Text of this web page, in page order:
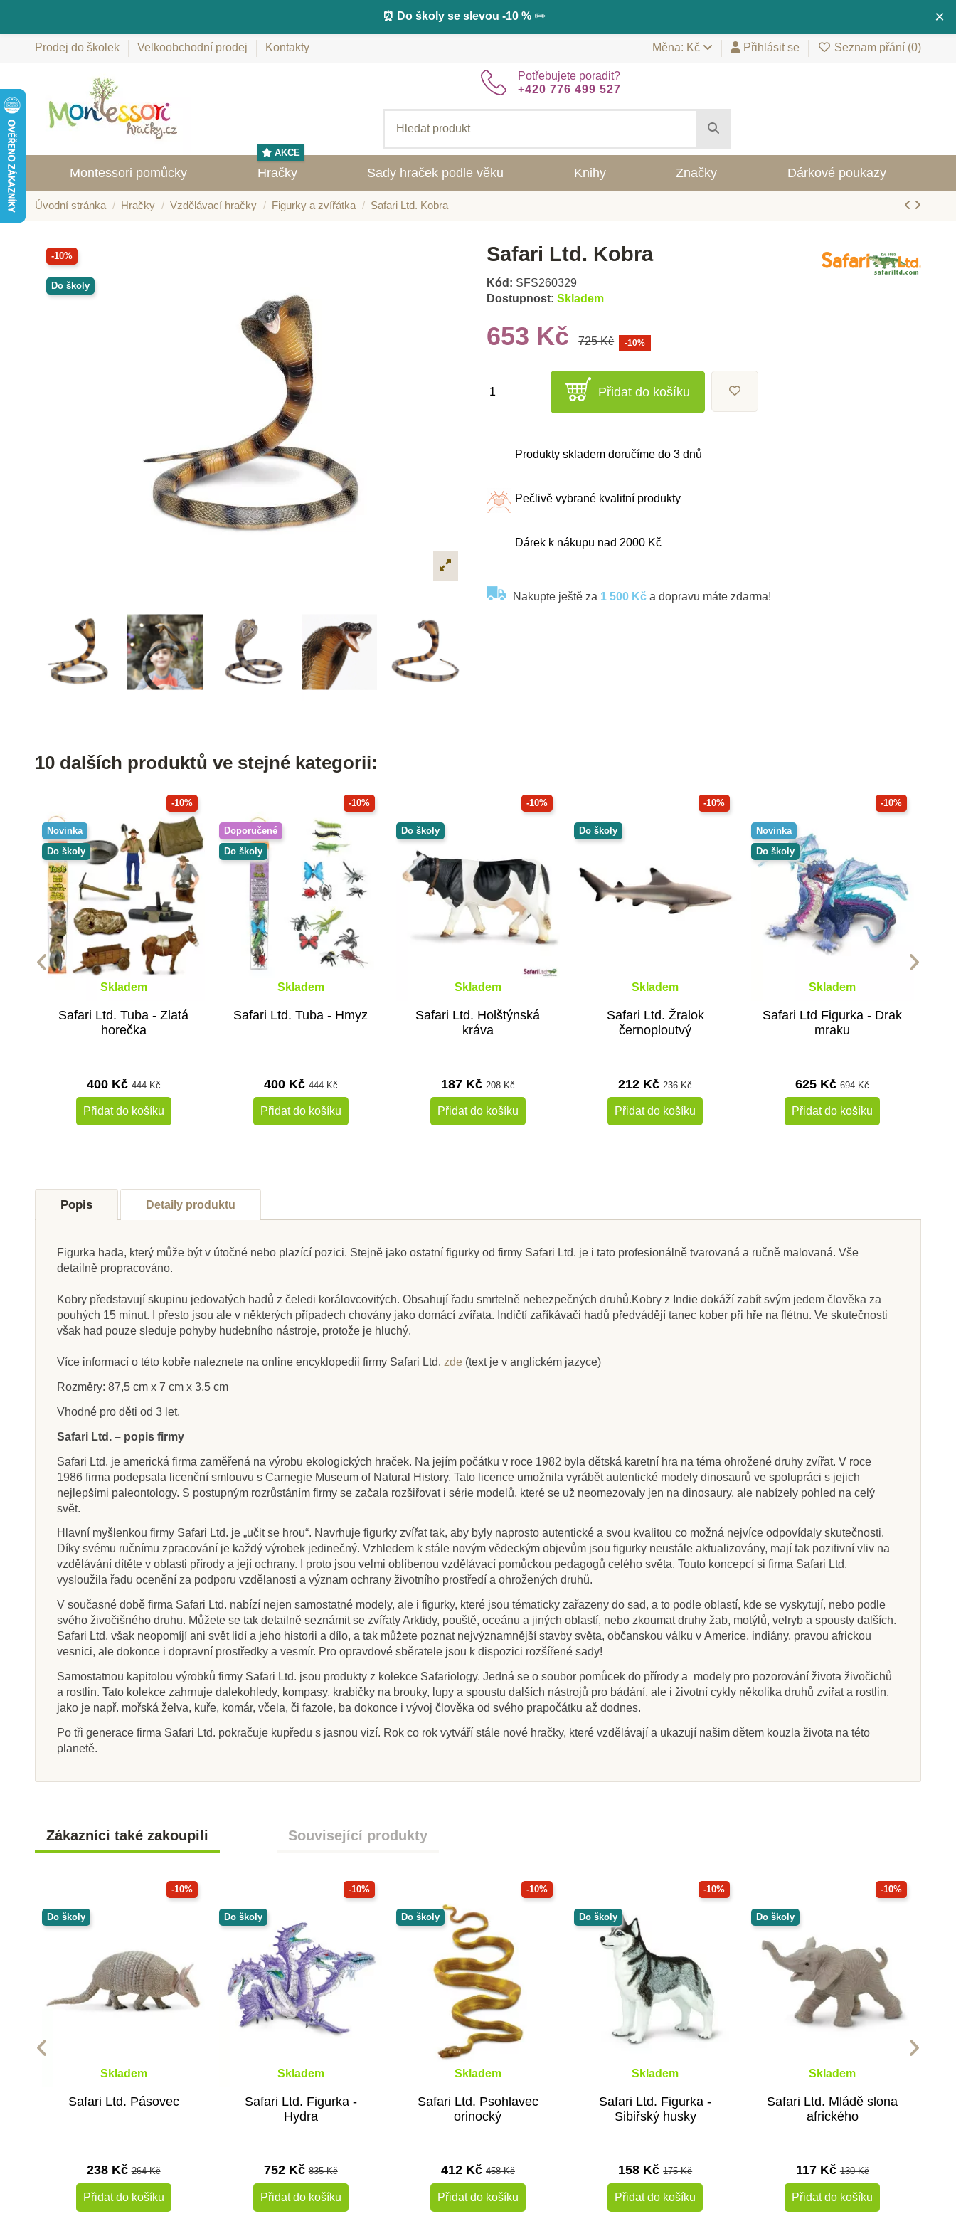
×
⏰ Do školy se slevou -10 % ✏️
Prodej do školek Velkoobchodní prodej Kontakty Měna: Kč Přihlásit se Seznam přání (0)
Potřebujete poradit?
+420 776 499 527
Montessori pomůcky Hračky
AKCE
Sady hraček podle věku Knihy Značky Dárkové poukazy
Úvodní stránka Hračky Vzdělávací hračky Figurky a zvířátka Safari Ltd. Kobra
-10%
Do školy
Safari Ltd. Kobra
Kód: SFS260329
Dostupnost: Skladem
653 Kč 725 Kč -10%
Přidat do košíku
Produkty skladem doručíme do 3 dnů
Pečlivě vybrané kvalitní produkty
Dárek k nákupu nad 2000 Kč
Nakupte ještě za 1 500 Kč a dopravu máte zdarma!
10 dalších produktů ve stejné kategorii:
-10%
Novinka
Do školy
Skladem
Safari Ltd. Tuba - Zlatá
horečka
400 Kč444 Kč
Přidat do košíku
-10%
Doporučené
Do školy
Skladem
Safari Ltd. Tuba - Hmyz
400 Kč444 Kč
Přidat do košíku
-10%
Do školy
Skladem
Safari Ltd. Holštýnská
kráva
187 Kč 208 Kč
Přidat do košíku
-10%
Do školy
Skladem
Safari Ltd. Žralok
černoploutvý
212 Kč236 Kč
Přidat do košíku
-10%
Novinka
Do školy
Skladem
Safari Ltd Figurka - Drak
mraku
625 Kč694 Kč
Přidat do košíku
Do školy
212 Kč236 Kč
Přidat do košíku
Do školy
Safari Ltd. Figurka -
Přidat do košíku
Safari Ltd. Tuba - Žraloci
Přidat do košíku
Safari Ltd. Figurka -
Přidat do košíku Zobrazit detail
Popis Detaily produktu
Figurka hada, který může být v útočné nebo plazící pozici. Stejně jako ostatní figurky od firmy Safari Ltd. je i tato profesionálně tvarovaná a ručně malovaná. Vše
detailně propracováno.
Kobry představují skupinu jedovatých hadů z čeledi korálovcovitých. Obsahují řadu smrtelně nebezpečných druhů.Kobry z Indie dokáží zabít svým jedem člověka za
pouhých 15 minut. I přesto jsou ale v některých případech chovány jako domácí zvířata. Indičtí zaříkávači hadů předvádějí tanec kober při hře na flétnu. Ve skutečnosti
však had pouze sleduje pohyby hudebního nástroje, protože je hluchý.
Více informací o této kobře naleznete na online encyklopedii firmy Safari Ltd. zde (text je v anglickém jazyce)
Rozměry: 87,5 cm x 7 cm x 3,5 cm
Vhodné pro děti od 3 let.
Safari Ltd. – popis firmy
Safari Ltd. je americká firma zaměřená na výrobu ekologických hraček. Na jejím počátku v roce 1982 byla dětská karetní hra na téma ohrožené druhy zvířat. V roce
1986 firma podepsala licenční smlouvu s Carnegie Museum of Natural History. Tato licence umožnila vyrábět autentické modely dinosaurů ve spolupráci s jejich
nejlepšími paleontology. S postupným rozrůstáním firmy se začala rozšiřovat i série modelů, které se už neomezovaly jen na dinosaury, ale nabízely pohled na celý
svět.
Hlavní myšlenkou firmy Safari Ltd. je „učit se hrou“. Navrhuje figurky zvířat tak, aby byly naprosto autentické a svou kvalitou co možná nejvíce odpovídaly skutečnosti.
Díky svému ručnímu zpracování je každý výrobek jedinečný. Vzhledem k stále novým vědeckým objevům jsou figurky neustále aktualizovány, mají tak pozitivní vliv na
vzdělávání dítěte v oblasti přírody a její ochrany. I proto jsou velmi oblíbenou vzdělávací pomůckou pedagogů celého světa. Touto koncepcí si firma Safari Ltd.
vysloužila řadu ocenění za podporu vzdělanosti a význam ochrany životního prostředí a ohrožených druhů.
V současné době firma Safari Ltd. nabízí nejen samostatné modely, ale i figurky, které jsou tématicky zařazeny do sad, a to podle oblastí, kde se vyskytují, nebo podle
svého živočišného druhu. Můžete se tak detailně seznámit se zvířaty Arktidy, pouště, oceánu a jiných oblastí, nebo zkoumat druhy žab, motýlů, velryb a spousty dalších.
Safari Ltd. však neopomíjí ani svět lidí a jeho historii a dílo, a tak můžete poznat nejvýznamnější stavby světa, občanskou válku v Americe, indiány, pravou africkou
vesnici, ale dokonce i dopravní prostředky a vesmír. Pro opravdové sběratele jsou k dispozici rozšířené sady!
Samostatnou kapitolou výrobků firmy Safari Ltd. jsou produkty z kolekce Safariology. Jedná se o soubor pomůcek do přírody a modely pro pozorování života živočichů
a rostlin. Tato kolekce zahrnuje dalekohledy, kompasy, krabičky na brouky, lupy a spoustu dalších nástrojů pro bádání, ale i životní cykly několika druhů zvířat a rostlin,
jako je např. mořská želva, kuře, komár, včela, či fazole, ba dokonce i vývoj člověka od svého prapočátku až dodnes.
Po tři generace firma Safari Ltd. pokračuje kupředu s jasnou vizí. Rok co rok vytváří stále nové hračky, které vzdělávají a ukazují našim dětem kouzla života na této
planetě.
Zákazníci také zakoupili Související produkty
-10%
Do školy
Skladem
Safari Ltd. Pásovec
238 Kč264 Kč
Přidat do košíku
-10%
Do školy
Skladem
Safari Ltd. Figurka -
Hydra
752 Kč835 Kč
Přidat do košíku
-10%
Do školy
Skladem
Safari Ltd. Psohlavec
orinocký
412 Kč 458 Kč
Přidat do košíku
-10%
Do školy
Skladem
Safari Ltd. Figurka -
Sibiřský husky
158 Kč175 Kč
Přidat do košíku
-10%
Do školy
Skladem
Safari Ltd. Mládě slona
afrického
117 Kč130 Kč
Přidat do košíku